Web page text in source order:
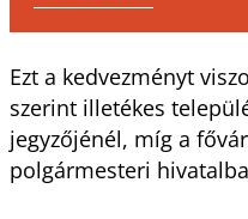
Ezt a kedvezményt
szerint illetékes
jegyzőjénél, míg a
polgármesteri